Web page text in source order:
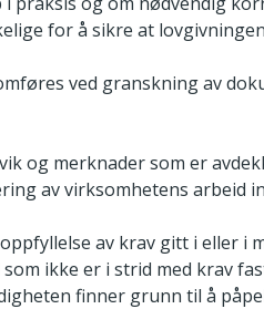
for å sikre at
ved granskning av
og merknader som er
av virksomhetens arbeid
av krav gitt i eller i
ikke er i strid med krav
finner grunn til å